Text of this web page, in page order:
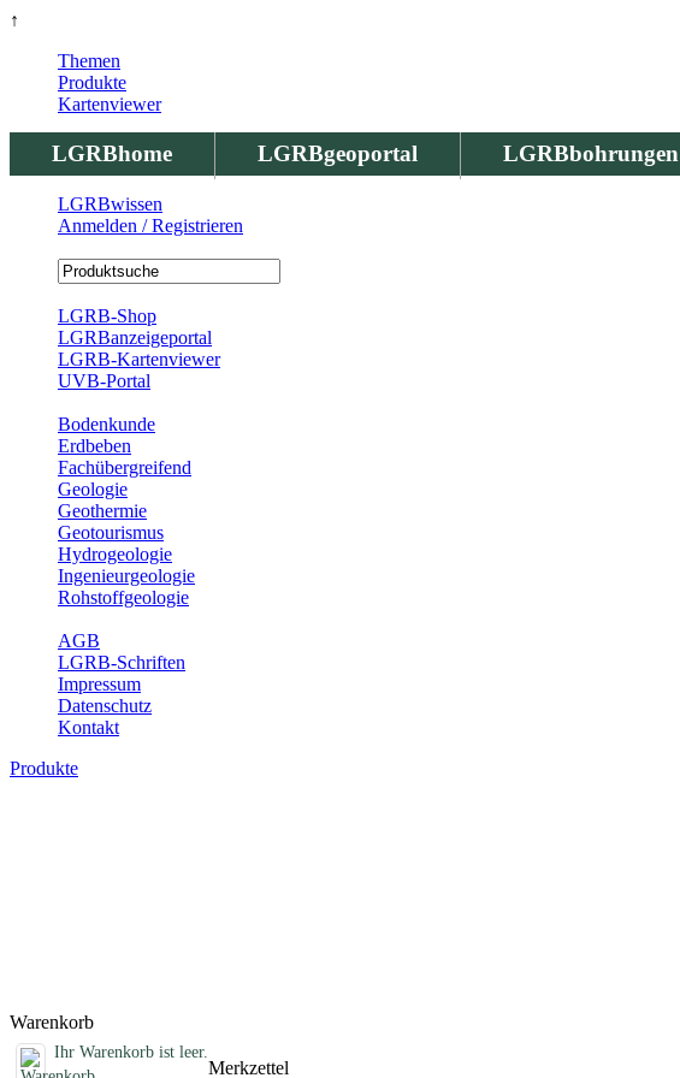
↑
LGRBhome LGRBgeoportal LGRBbohrungen
Themen
Produkte
Kartenviewer
LGRBwissen
Anmelden / Registrieren
LGRB-Shop
LGRBanzeigeportal
LGRB-Kartenviewer
UVB-Portal
Bodenkunde
Erdbeben
Fachübergreifend
Geologie
Geothermie
Geotourismus
Hydrogeologie
Ingenieurgeologie
Rohstoffgeologie
AGB
LGRB-Schriften
Impressum
Datenschutz
Kontakt
Produkte
Warenkorb
Ihr Warenkorb ist leer.
Merkzettel